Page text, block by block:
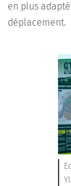
en plus
déplacement.